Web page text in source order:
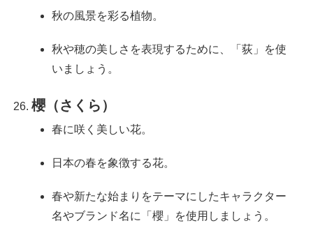
秋の風景を彩る植物。
秋や穂の美しさを表現するために、「荻」を使
いましょう。
櫻（さくら）
春に咲く美しい花。
日本の春を象徴する花。
春や新たな始まりをテーマにしたキャラクター
名やブランド名に「櫻」を使用しましょう。